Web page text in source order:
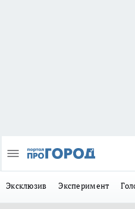
Эксклюзив Эксперимент